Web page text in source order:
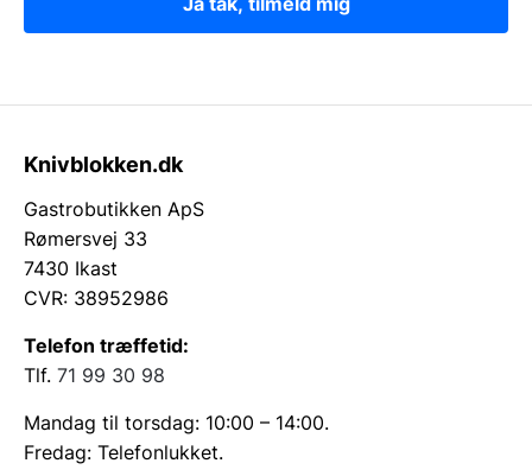
Knivblokken.dk
Gastrobutikken ApS
Rømersvej 33
7430 Ikast
CVR: 38952986
Telefon træffetid:
Tlf. 71 99 30 98
Mandag til torsdag: 10:00 – 14:00.
Fredag: Telefonlukket.